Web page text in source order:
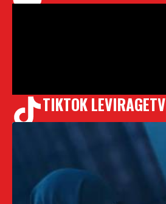
TIKTOK LEVIRAGETV